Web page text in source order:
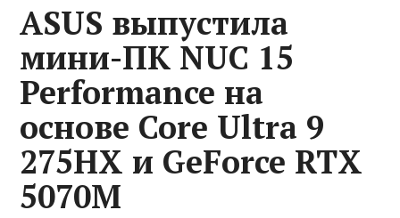
ASUS выпустила
мини-ПК NUC 15
Performance на
основе Core Ultra 9
275HX и GeForce RTX
5070M